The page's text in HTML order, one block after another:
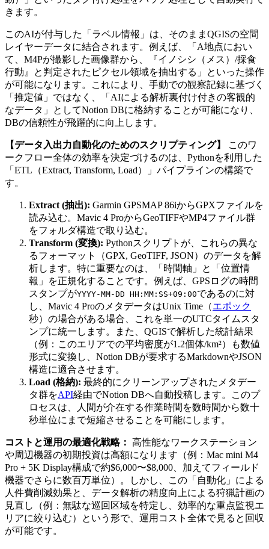
きます。
このAIが付与した「ラベル情報」は、そのままQGISの空間
レイヤーデータに結合されます。例えば、「A地点におい
て、M4Pが撮影した画像群から、『イノシシ（メス）/採食
行動』と判定されたピクセル領域を抽出する」といった操作
が可能になります。これにより、手動での観察記録に基づく
「推定値」ではなく、「AIによる解析裏付け付きの客観的
なデータ」としてNotion DBに格納することが可能になり、
DBの信頼性が飛躍的に向上します。
【データ入出力自動化のためのスクリプティング】
このワ
ークフロー全体の効率を決定づけるのは、Pythonを利用した
「ETL（Extract, Transform, Load）」パイプラインの構築で
す。
Extract (抽出): Garmin GPSMAP 86iからGPXファイルを
読み込む。Mavic 4 ProからGeoTIFFやMP4ファイル群
をフォルダ構造で取り込む。
Transform (変換): Pythonスクリプトが、これらの異な
るフォーマット（GPX, GeoTIFF, JSON）のデータを解
析します。特に重要なのは、「時間軸」と「位置情
報」を正規化することです。例えば、GPSログの時間
スタンプがYYYY-MM-DD HH:MM:SS+09:00であるのに対
し、Mavic 4 ProのメタデータはUnix Time（エポック
秒）の場合がある場合、これを単一のUTCタイムスタ
ンプに統一します。また、QGISで解析した統計結果
（例：このエリアでの平均密度が1.2個体/km²）も数値
形式に変換し、Notion DBが要求するMarkdownやJSON
構造に適合させます。
Load (格納): 最終的にクリーンアップされたメタデー
タ群をAPI経由でNotion DBへ自動投稿します。このプ
ロセスは、人間が介在する作業時間を数時間から数十
秒単位にまで短縮させることを可能にします。
コストと運用の最適化戦略： 高性能なワークステーション
や周辺機器の初期投資は高額になります（例：Mac mini M4
Pro + 5K Display構成で約$6,000〜$8,000、加えてフィールド
機器でさらに数百万単位）。しかし、この「自動化」による
人件費削減効果と、データ解析の精度向上による狩猟計画の
見直し（例：無駄な巡回区域を特定し、効率的な重点監視エ
リアに絞り込む）という形で、運用コスト全体で見ると回収
が可能です。